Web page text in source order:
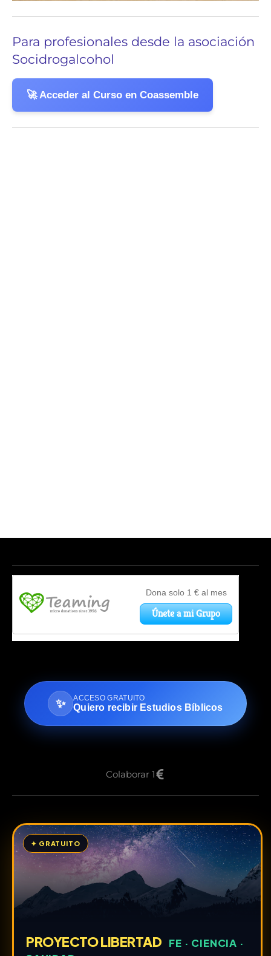
Para profesionales desde la asociación
Socidrogalcohol
🚀 Acceder al Curso en Coassemble
✨ ACCESO GRATUITO
Quiero recibir Estudios Bíblicos
Colaborar 1
✦ GRATUITO
PROYECTO LIBERTAD
FE · CIENCIA ·